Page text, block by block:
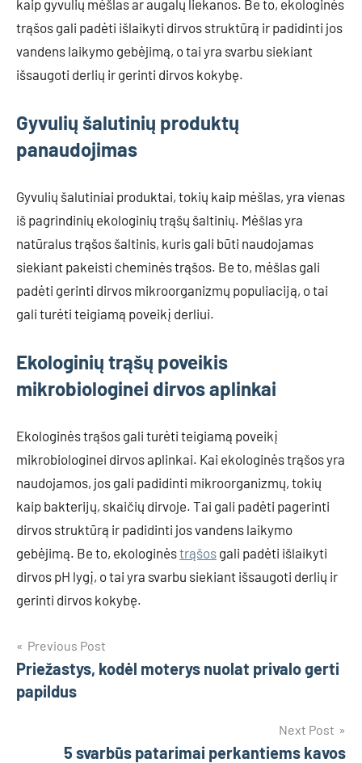
kaip gyvulių mėšlas ar augalų liekanos. Be to, ekologinės
trąšos gali padėti išlaikyti dirvos struktūrą ir padidinti jos
vandens laikymo gebėjimą, o tai yra svarbu siekiant
išsaugoti derlių ir gerinti dirvos kokybę.
Gyvulių šalutinių produktų
panaudojimas
Gyvulių šalutiniai produktai, tokių kaip mėšlas, yra vienas
iš pagrindinių ekologinių trąšų šaltinių. Mėšlas yra
natūralus trąšos šaltinis, kuris gali būti naudojamas
siekiant pakeisti cheminės trąšos. Be to, mėšlas gali
padėti gerinti dirvos mikroorganizmų populiaciją, o tai
gali turėti teigiamą poveikį derliui.
Ekologinių trąšų poveikis
mikrobiologinei dirvos aplinkai
Ekologinės trąšos gali turėti teigiamą poveikį
mikrobiologinei dirvos aplinkai. Kai ekologinės trąšos yra
naudojamos, jos gali padidinti mikroorganizmų, tokių
kaip bakterijų, skaičių dirvoje. Tai gali padėti pagerinti
dirvos struktūrą ir padidinti jos vandens laikymo
gebėjimą. Be to, ekologinėstrąšos gali padėti išlaikyti
dirvos pH lygį, o tai yra svarbu siekiant išsaugoti derlių ir
gerinti dirvos kokybę.
Navigacija
tarp
Previous Post
Priežastys, kodėl moterys nuolat privalo gerti
papildus
Next Post
5 svarbūs patarimai perkantiems kavos